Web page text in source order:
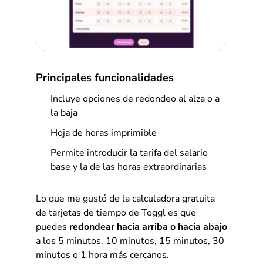
Principales funcionalidades
Incluye opciones de redondeo al alza o a
la baja
Hoja de horas imprimible
Permite introducir la tarifa del salario
base y la de las horas extraordinarias
Lo que me gustó de la calculadora gratuita
de tarjetas de tiempo de Toggl es que
puedes redondear hacia arriba o hacia abajo
a los 5 minutos, 10 minutos, 15 minutos, 30
minutos o 1 hora más cercanos.